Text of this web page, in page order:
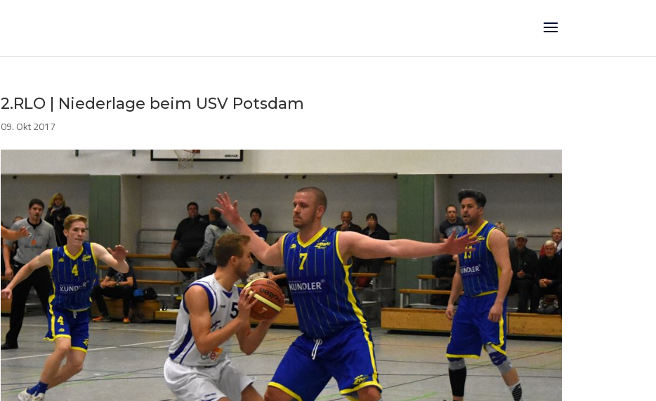
2.RLO | Niederlage beim USV Potsdam
09. Okt 2017